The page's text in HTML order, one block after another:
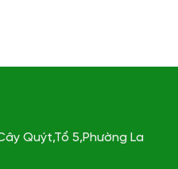
Quýt,Tổ 5,Phường La